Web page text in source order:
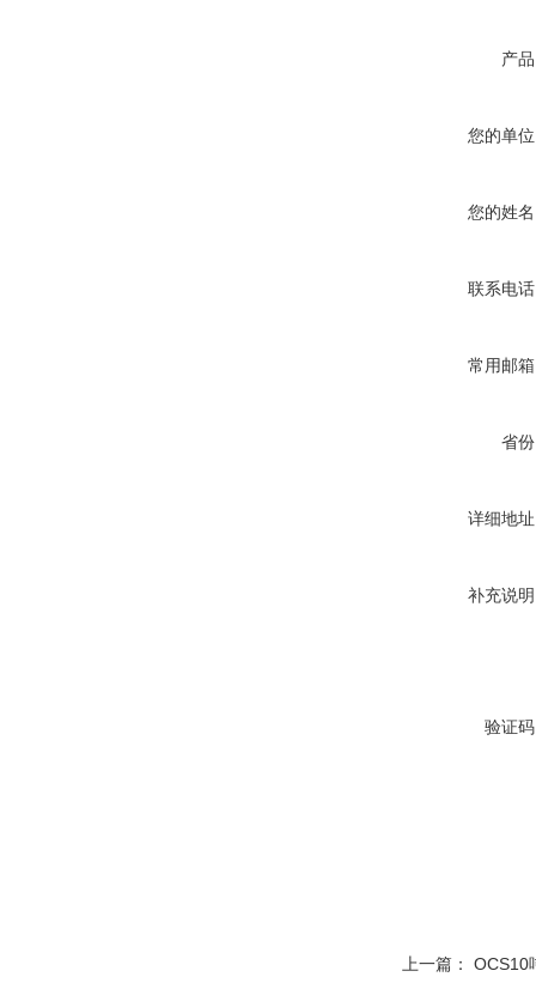
产
您的单
您的姓
联系电
常用邮
省
详细地
补充说
验证
上一篇： OCS10